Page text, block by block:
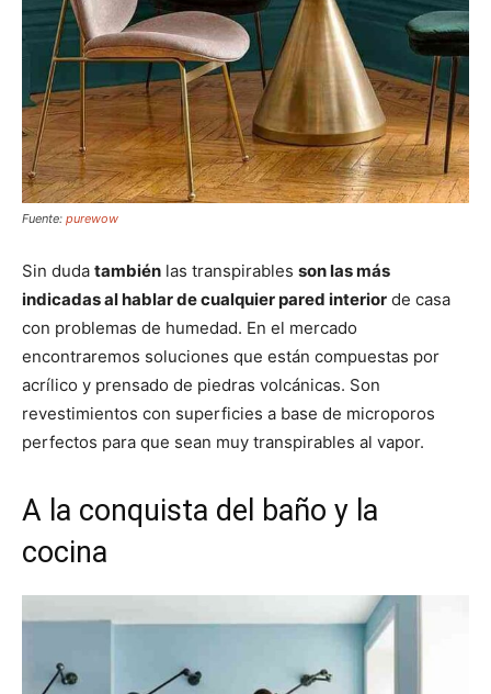
Fuente: purewow
Sin duda también las transpirables son las más
indicadas al hablar de cualquier pared interior de casa
con problemas de humedad. En el mercado
encontraremos soluciones que están compuestas por
acrílico y prensado de piedras volcánicas. Son
revestimientos con superficies a base de microporos
perfectos para que sean muy transpirables al vapor.
A la conquista del baño y la
cocina